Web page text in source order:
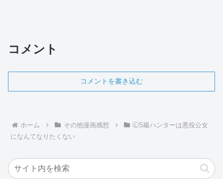
コメント
コメントを書き込む
ホーム その他漫画感想
ⓁS級ハンターは悪役公女
になんてなりたくない